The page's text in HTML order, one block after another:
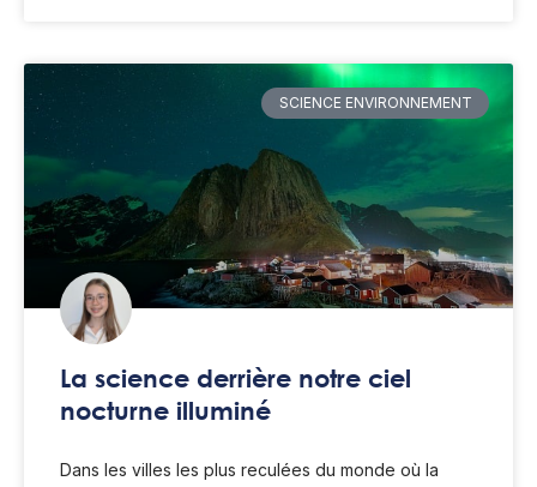
SCIENCE ENVIRONNEMENT
La science derrière notre ciel
nocturne illuminé
Dans les villes les plus reculées du monde où la